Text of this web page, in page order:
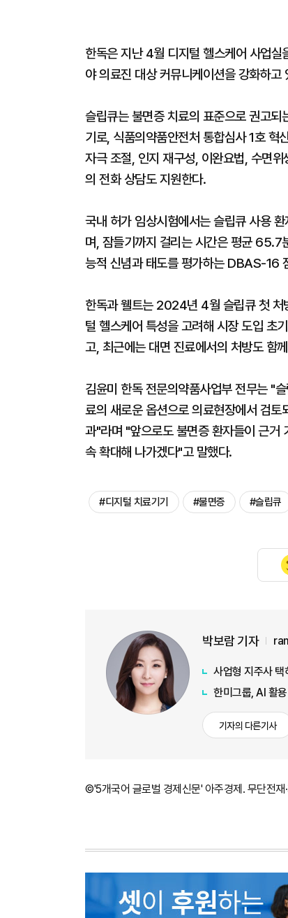
한독은 지난 4월 디지털 헬스케어 사업
야 의료진 대상 커뮤니케이션을 강화하고
슬립큐는 불면증 치료의 표준으로 권고
기로, 식품의약품안전처 통합심사 1호 혁
자극 조절, 인지 재구성, 이완요법, 수면
의 전화 상담도 지원한다.
국내 허가 임상시험에서는 슬립큐 사용
며, 잠들기까지 걸리는 시간은 평균
능적 신념과 태도를 평가하는 DBAS-16
한독과 웰트는 2024년 4월 슬립큐 첫 처
털 헬스케어 특성을 고려해 시장 도입 초
고, 최근에는 대면 진료에서의 처방도 함
김윤미 한독 전문의약품사업부 전무는 "
료의 새로운 옵션으로 의료현장에서 검
과"라며 "앞으로도 불면증 환자들이 근거
속 확대해 나가겠다"고 말했다.
#디지털 치료기기 #불면증 #슬립큐
박보람 기자
사업형 지주사
한미그룹, AI 활
기자의 다른기사
©'5개국어 글로벌 경제신문' 아주경제. 무단전재